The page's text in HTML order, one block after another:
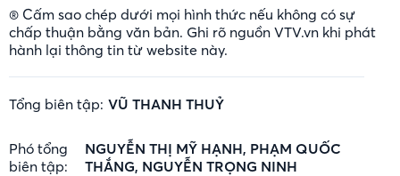
® Cấm sao chép dưới mọi hình thức nếu không có sự
chấp thuận bằng văn bản. Ghi rõ nguồn VTV.vn khi phát
hành lại thông tin từ website này.
Tổng biên tập: VŨ THANH THUỶ
Phó tổng
biên tập:
NGUYỄN THỊ MỸ HẠNH, PHẠM QUỐC
THẮNG, NGUYỄN TRỌNG NINH